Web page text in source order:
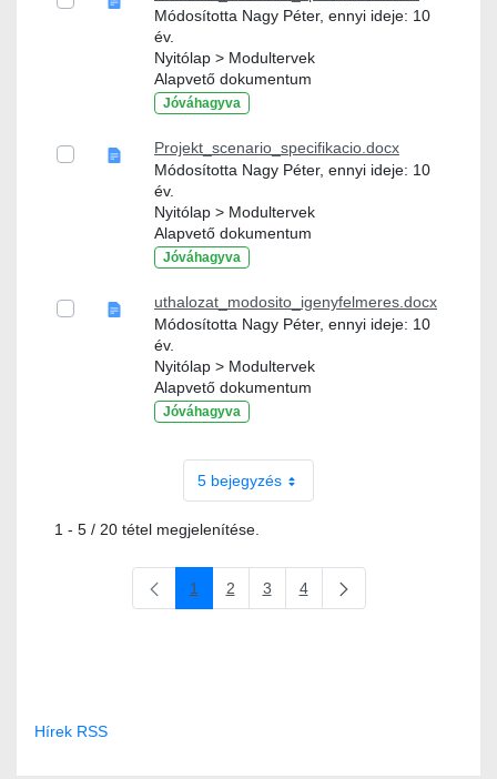
Módosította Nagy Péter, ennyi ideje: 10
év.
Nyitólap > Modultervek
Alapvető dokumentum
Jóváhagyva
Projekt_scenario_specifikacio.docx
Módosította Nagy Péter, ennyi ideje: 10
év.
Nyitólap > Modultervek
Alapvető dokumentum
Jóváhagyva
uthalozat_modosito_igenyfelmeres.docx
Módosította Nagy Péter, ennyi ideje: 10
év.
Nyitólap > Modultervek
Alapvető dokumentum
Jóváhagyva
5 bejegyzés
1 - 5 / 20 tétel megjelenítése.
Oldal
1 Oldal
2 Oldal
3 Oldal
4
Hírek RSS